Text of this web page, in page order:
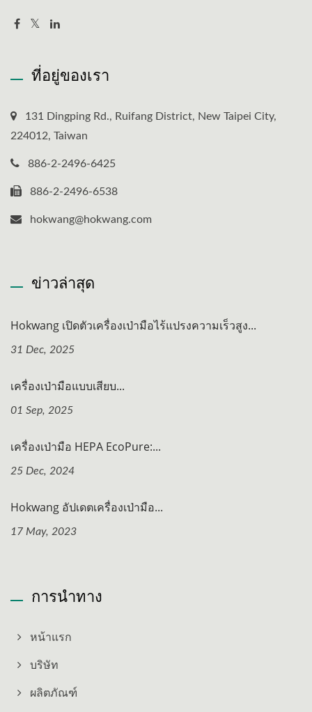
ที่อยู่ของเรา
131 Dingping Rd., Ruifang District, New Taipei City,
224012, Taiwan
886-2-2496-6425
886-2-2496-6538
hokwang@hokwang.com
ข่าวล่าสุด
Hokwang เปิดตัวเครื่องเป่ามือไร้แปรงความเร็วสูง...
31 Dec, 2025
เครื่องเป่ามือแบบเสียบ...
01 Sep, 2025
เครื่องเป่ามือ HEPA EcoPure:...
25 Dec, 2024
Hokwang อัปเดตเครื่องเป่ามือ...
17 May, 2023
การนำทาง
หน้าแรก
บริษัท
ผลิตภัณฑ์